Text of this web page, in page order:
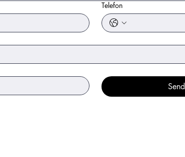
Telefon
Send